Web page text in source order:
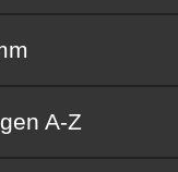
von A bis Z
A-Z